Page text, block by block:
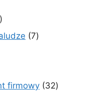
30
produktów
77
firmowy 3232